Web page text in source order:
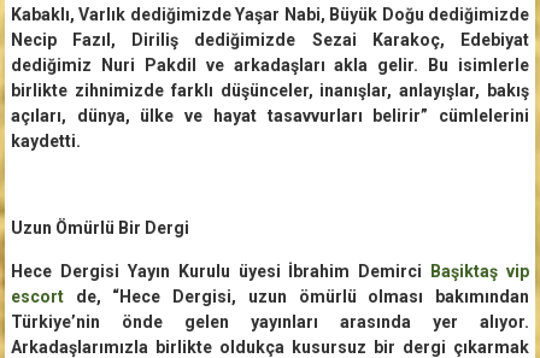
Kabaklı, Varlık dediğimizde Yaşar Nabi, Büyük Doğu dediğimizde
Necip Fazıl, Diriliş dediğimizde Sezai Karakoç, Edebiyat
dediğimiz Nuri Pakdil ve arkadaşları akla gelir. Bu isimlerle
birlikte zihnimizde farklı düşünceler, inanışlar, anlayışlar, bakış
açıları, dünya, ülke ve hayat tasavvurları belirir” cümlelerini
kaydetti.
Uzun Ömürlü Bir Dergi
Hece Dergisi Yayın Kurulu üyesi İbrahim Demirci
Başiktaş vip
escortde, “Hece Dergisi, uzun ömürlü olması bakımından
Türkiye’nin önde gelen yayınları arasında yer alıyor.
Arkadaşlarımızla birlikte oldukça kusursuz bir dergi çıkarmak